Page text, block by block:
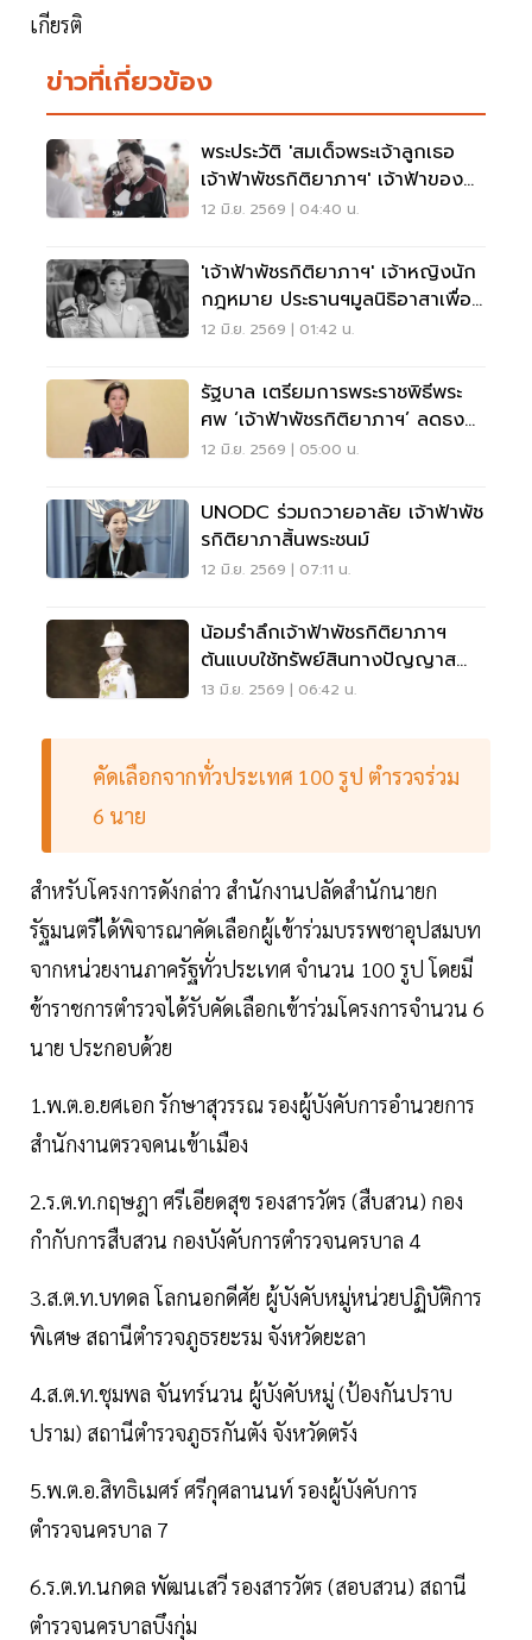
เกียรติ
ข่าวที่เกี่ยวข้อง
พระประวัติ 'สมเด็จพระเจ้าลูกเธอ
เจ้าฟ้าพัชรกิติยาภาฯ' เจ้าฟ้าของ
ปวงประชา
12 มิ.ย. 2569 | 04:40 น.
'เจ้าฟ้าพัชรกิติยาภาฯ' เจ้าหญิงนัก
กฎหมาย ประธานฯมูลนิธิอาสาเพื่อน
พึ่ง (ภาฯ)
12 มิ.ย. 2569 | 01:42 น.
รัฐบาล เตรียมการพระราชพิธีพระ
ศพ ‘เจ้าฟ้าพัชรกิติยาภาฯ’ ลดธง
ครึ่งเสา-ไว้ทุกข์ 15 วัน
12 มิ.ย. 2569 | 05:00 น.
UNODC ร่วมถวายอาลัย เจ้าฟ้าพัช
รกิติยาภาสิ้นพระชนม์
12 มิ.ย. 2569 | 07:11 น.
น้อมรำลึกเจ้าฟ้าพัชรกิติยาภาฯ
ต้นแบบใช้ทรัพย์สินทางปัญญาส
ร้างโอกาสสังคม
13 มิ.ย. 2569 | 06:42 น.
คัดเลือกจากทั่วประเทศ 100 รูป ตำรวจร่วม
6 นาย
สำหรับโครงการดังกล่าว สำนักงานปลัดสำนักนายก
รัฐมนตรีได้พิจารณาคัดเลือกผู้เข้าร่วมบรรพชาอุปสมบท
จากหน่วยงานภาครัฐทั่วประเทศ จำนวน 100 รูป โดยมี
ข้าราชการตำรวจได้รับคัดเลือกเข้าร่วมโครงการจำนวน 6
นาย ประกอบด้วย
1.พ.ต.อ.ยศเอก รักษาสุวรรณ รองผู้บังคับการอำนวยการ
สำนักงานตรวจคนเข้าเมือง
2.ร.ต.ท.กฤษฎา ศรีเอียดสุข รองสารวัตร (สืบสวน) กอง
กำกับการสืบสวน กองบังคับการตำรวจนครบาล 4
3.ส.ต.ท.บทดล โลกนอกดีศัย ผู้บังคับหมู่หน่วยปฏิบัติการ
พิเศษ สถานีตำรวจภูธรยะรม จังหวัดยะลา
4.ส.ต.ท.ชุมพล จันทร์นวน ผู้บังคับหมู่ (ป้องกันปราบ
ปราม) สถานีตำรวจภูธรกันตัง จังหวัดตรัง
5.พ.ต.อ.สิทธิเมศร์ ศรีกุศลานนท์ รองผู้บังคับการ
ตำรวจนครบาล 7
6.ร.ต.ท.นกดล พัฒนเสวี รองสารวัตร (สอบสวน) สถานี
ตำรวจนครบาลบึงกุ่ม